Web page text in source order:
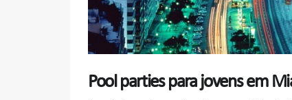
Pool parties para jovens em